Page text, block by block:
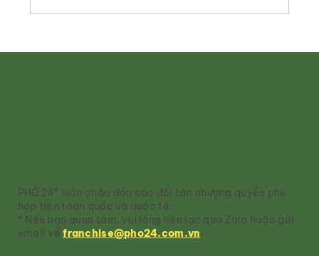
PHỞ24® luôn chào đón các đối tác nhượng quyền phù
hợp trên toàn quốc và quốc tế.
* Nếu bạn quan tâm, vui lòng liên lạc qua Zalo hoặc gửi
email vềfranchise@pho24.com.vn.